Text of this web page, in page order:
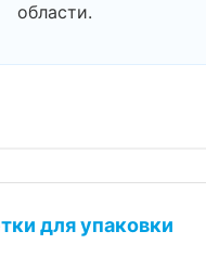
области.
для упаковки